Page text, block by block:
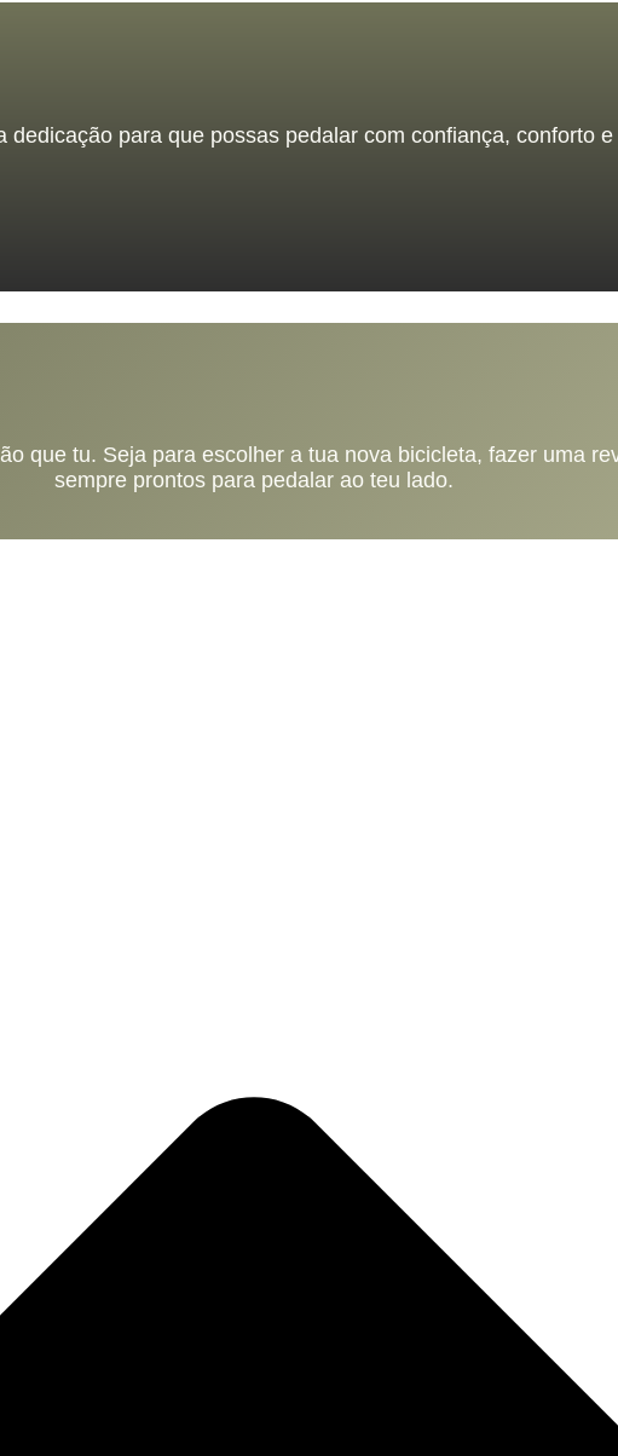
para que possas pedalar com confiança, conforto
que tu. Seja para escolher a tua nova bicicleta, fazer uma
sempre prontos para pedalar ao teu lado.